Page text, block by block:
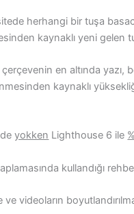
herhangi bir tuşa
kaynaklı yeni gelen
en altında yazı,
kaynaklı
deyokken Lighthouse 6 ile
kullandığı
ve videoların